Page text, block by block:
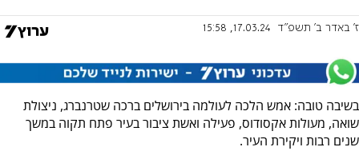
ז' באדר ב׳ תשפ"ד 17.03.24, 15:58
בשיבה טובה: אמש הלכה לעולמה בירושלים ברכה שטרנברג, ניצולת
שואה, מעולות אקסודוס, פעילה ואשת ציבור בעיר פתח תקוה במשך
שנים רבות ויקירת העיר.